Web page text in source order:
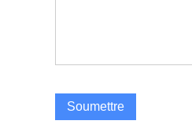
Soumettre